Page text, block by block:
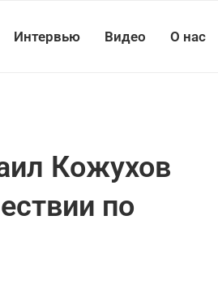
Интервью Видео О нас
Кожухов
по